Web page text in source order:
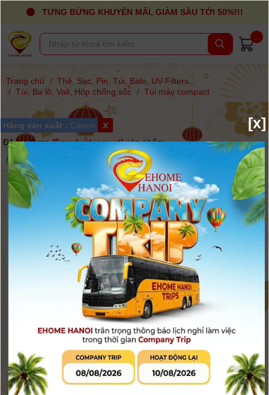
TƯNG BỪNG KHUYẾN MÃI, GIẢM SÂU TỚI 50%!!!
Trang chủ / Thẻ, Sạc, Pin, Túi, Balo, UV-Filters...
/ Túi, Ba lô, Vali, Hộp chống sốc / Túi máy compact
Hãng sản xuất : Canon x
Đã lọc được{$product_count}sản phẩm
Hãng
Sắp xếp
Bao máy EOS K350
Còn hàng
[x]